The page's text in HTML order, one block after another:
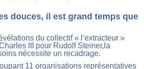
douces, il est grand temps que
du collectif « l’extracteur »
III pour Rudolf Steiner,la
nécessite un recadrage.
11 organisations représentatives